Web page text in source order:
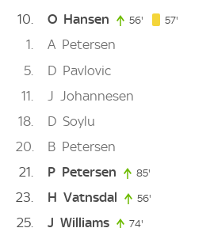
10 O Hansen 56' 56. minute
57'
1 A Petersen
5
D Pavlovic
11
J
Johannesen
18
D Soylu
20
B Petersen
21
P Petersen 85'
23 H Vatnsdal 56'
25 J Williams 74'